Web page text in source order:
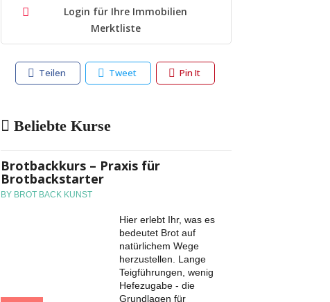
Login für Ihre Immobilien
Merktliste
Teilen Tweet Pin It
Beliebte Kurse
Brotbackkurs – Praxis für
Brotbackstarter
BY BROT BACK KUNST
Hier erlebt Ihr, was es
bedeutet Brot auf
natürlichem Wege
herzustellen. Lange
Teigführungen, wenig
Hefezugabe - die
Grundlagen für